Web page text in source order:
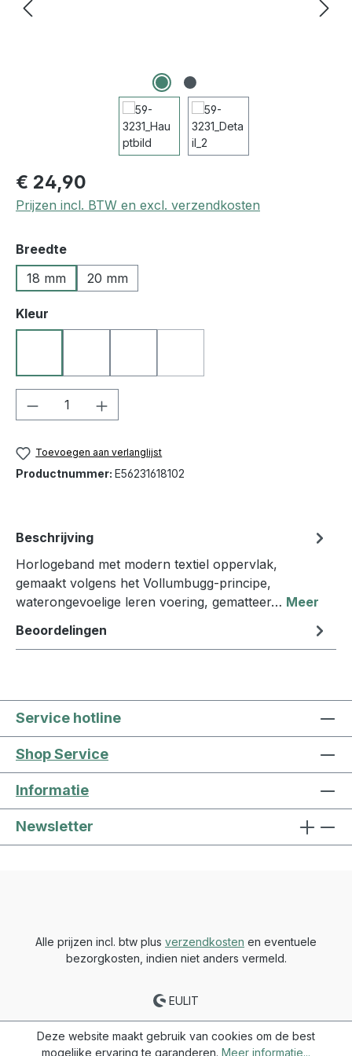
€ 24,90
Prijzen incl. BTW en excl. verzendkosten
Selecteer
Breedte
18 mm
20 mm
Selecteer
Kleur
Producthoeveelheid: Voer de
Toevoegen aan verlanglijst
Productnummer: E56231618102
Beschrijving
Horlogeband met modern textiel oppervlak,
gemaakt volgens het Vollumbugg-principe,
waterongevoelige leren voering, gematteer… Meer
Beoordelingen
Service hotline
Shop Service
Informatie
Newsletter
Alle prijzen incl. btw plus verzendkosten en eventuele
bezorgkosten, indien niet anders vermeld.
EULIT
Deze website maakt gebruik van cookies om de best
mogelijke ervaring te garanderen. Meer informatie...